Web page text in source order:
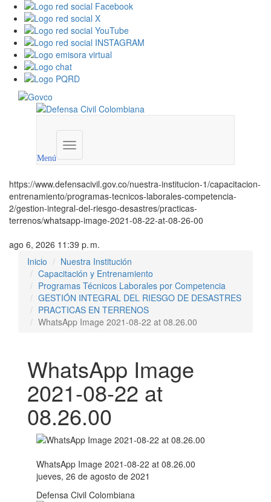
Menú
Menú
institucional
https://www.defensacivil.gov.co/nuestra-institucion-1/capacitacion-
entrenamiento/programas-tecnicos-laborales-competencia-
2/gestion-integral-del-riesgo-desastres/practicas-
terrenos/whatsapp-image-2021-08-22-at-08-26-00
ago 6, 2026 11:39 p. m.
Inicio
Nuestra Institución
Capacitación y Entrenamiento
Programas Técnicos Laborales por Competencia
GESTIÓN INTEGRAL DEL RIESGO DE DESASTRES
PRACTICAS EN TERRENOS
WhatsApp Image 2021-08-22 at 08.26.00
WhatsApp Image
2021-08-22 at
08.26.00
WhatsApp Image 2021-08-22 at 08.26.00
jueves, 26 de agosto de 2021
Defensa Civil Colombiana